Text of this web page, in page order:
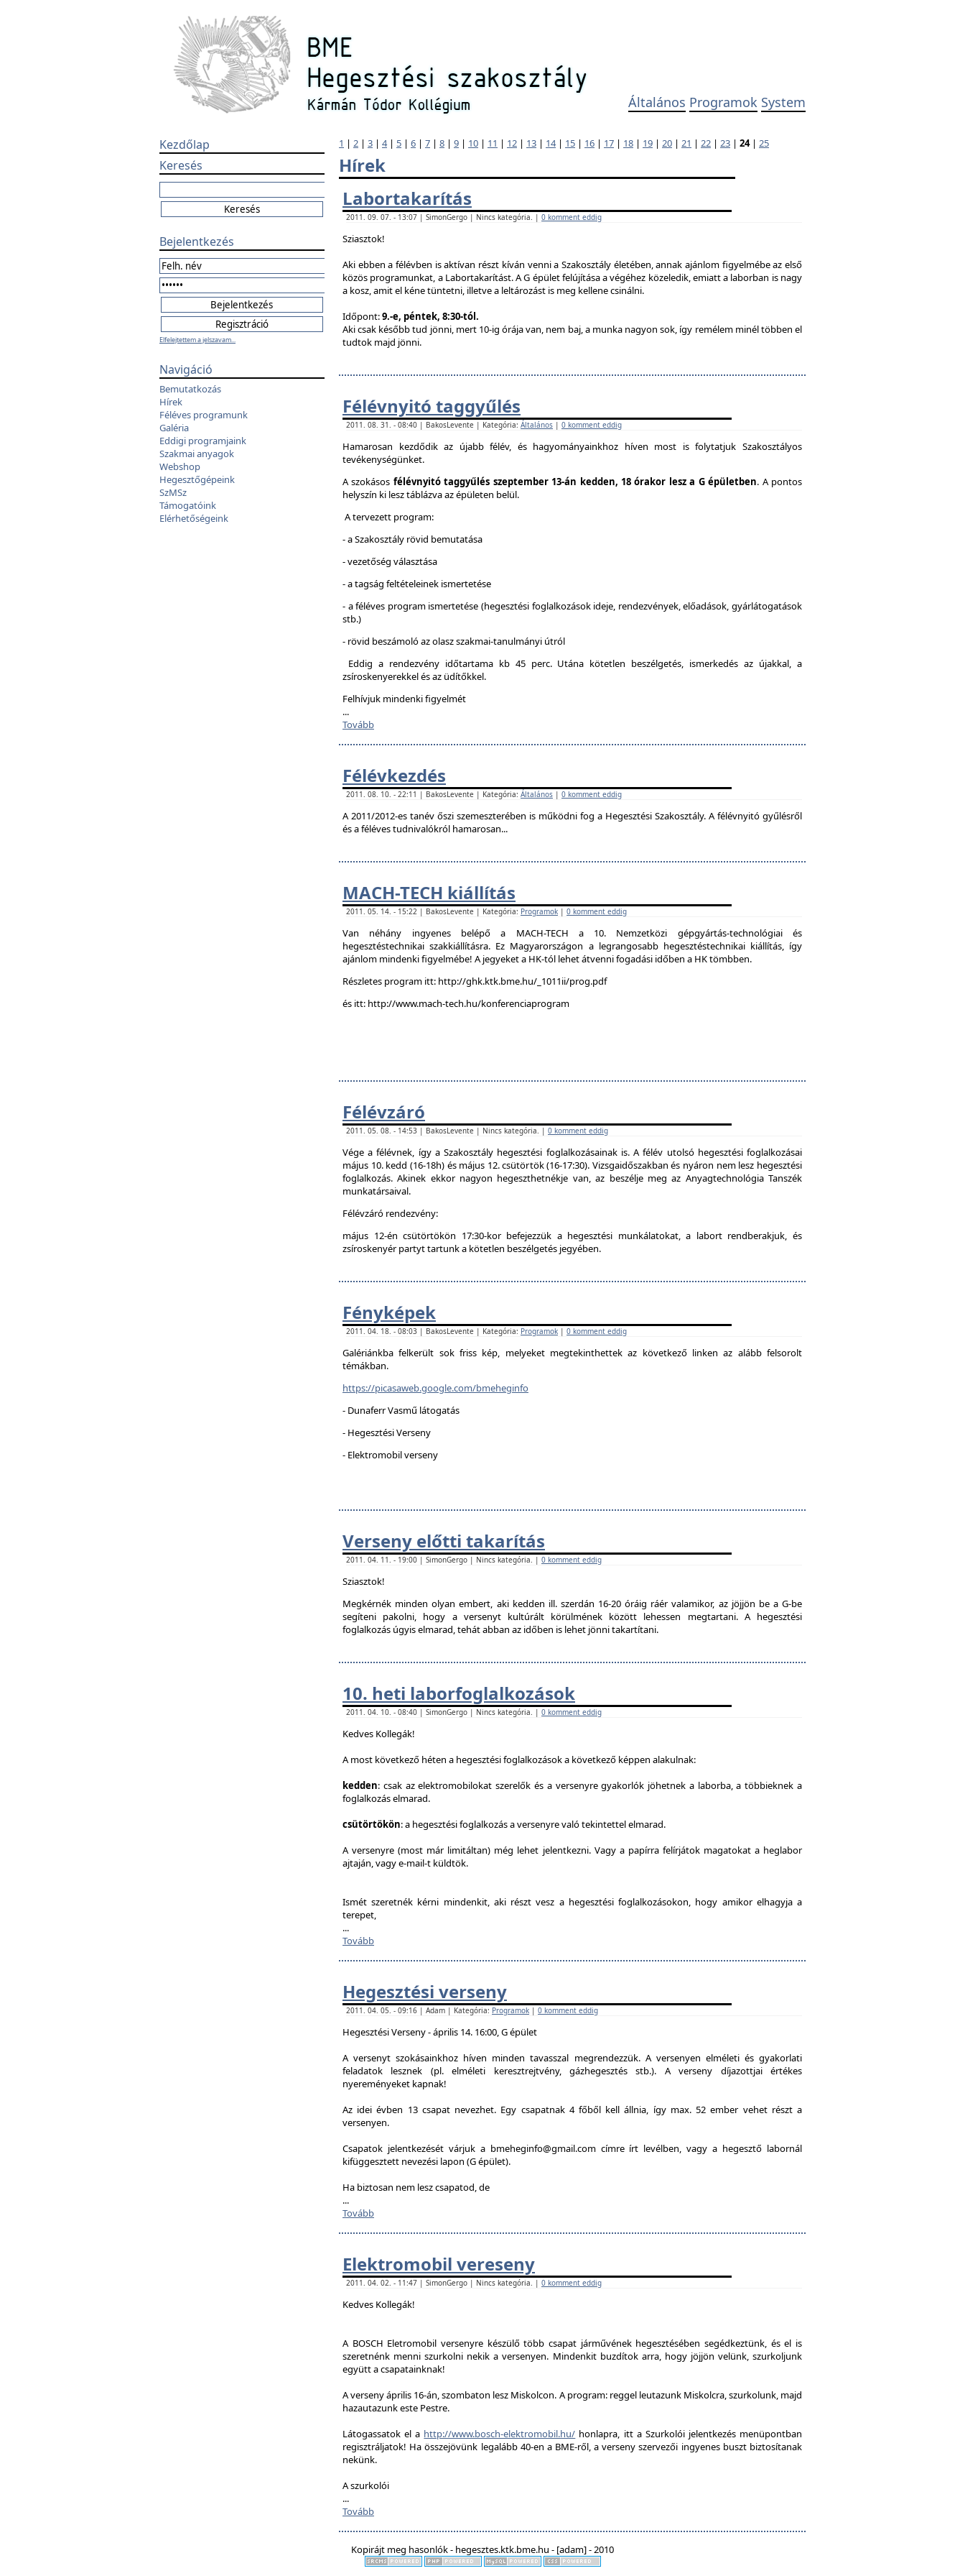
Általános Programok System
Kezdőlap
Keresés
Bejelentkezés
Elfelejtettem a jelszavam...
Navigáció
Bemutatkozás
Hírek
Féléves programunk
Galéria
Eddigi programjaink
Szakmai anyagok
Webshop
Hegesztőgépeink
SzMSz
Támogatóink
Elérhetőségeink
1 | 2 | 3 | 4| 5 | 6 | 7 | 8 | 9 | 10 | 11 | 12 | 13 | 14| 15 | 16 | 17 | 18 | 19 | 20 | 21 | 22 | 23 | 24| 25
Hírek
Labortakarítás
2011. 09. 07. - 13:07 | SimonGergo | Nincs kategória. | 0 komment eddig
Sziasztok!
Aki ebben a félévben is aktívan részt kíván venni a Szakosztály életében, annak ajánlom figyelmébe az első
közös programunkat, a Labortakarítást. A G épület felújítása a végéhez közeledik, emiatt a laborban is nagy
a kosz, amit el kéne tüntetni, illetve a leltározást is meg kellene csinálni.
Időpont:9.-e, péntek, 8:30-tól.
Aki csak később tud jönni, mert 10-ig órája van, nem baj, a munka nagyon sok, így remélem minél többen el
tudtok majd jönni.
Félévnyitó taggyűlés
2011. 08. 31. - 08:40 | BakosLevente | Kategória: Általános | 0 komment eddig
Hamarosan kezdődik az újabb félév, és hagyományainkhoz híven most is folytatjuk Szakosztályos
tevékenységünket.
A szokásos félévnyitó taggyűlés szeptember 13-án kedden, 18 órakor lesz a G épületben. A pontos
helyszín ki lesz táblázva az épületen belül.
A tervezett program:
- a Szakosztály rövid bemutatása
- vezetőség választása
- a tagság feltételeinek ismertetése
- a féléves program ismertetése (hegesztési foglalkozások ideje, rendezvények, előadások, gyárlátogatások
stb.)
- rövid beszámoló az olasz szakmai-tanulmányi útról
Eddig a rendezvény időtartama kb 45 perc. Utána kötetlen beszélgetés, ismerkedés az újakkal, a
zsíroskenyerekkel és az üdítőkkel.
Felhívjuk mindenki figyelmét
...
Tovább
Félévkezdés
2011. 08. 10. - 22:11 | BakosLevente | Kategória: Általános | 0 komment eddig
A 2011/2012-es tanév őszi szemeszterében is működni fog a Hegesztési Szakosztály. A félévnyitó gyűlésről
és a féléves tudnivalókról hamarosan...
MACH-TECH kiállítás
2011. 05. 14. - 15:22 | BakosLevente | Kategória: Programok | 0 komment eddig
Van néhány ingyenes belépő a MACH-TECH a 10. Nemzetközi gépgyártás-technológiai és
hegesztéstechnikai szakkiállításra. Ez Magyarországon a legrangosabb hegesztéstechnikai kiállítás, így
ajánlom mindenki figyelmébe! A jegyeket a HK-tól lehet átvenni fogadási időben a HK tömbben.
Részletes program itt: http://ghk.ktk.bme.hu/_1011ii/prog.pdf
és itt: http://www.mach-tech.hu/konferenciaprogram
Félévzáró
2011. 05. 08. - 14:53 | BakosLevente | Nincs kategória. | 0 komment eddig
Vége a félévnek, így a Szakosztály hegesztési foglalkozásainak is. A félév utolsó hegesztési foglalkozásai
május 10. kedd (16-18h) és május 12. csütörtök (16-17:30). Vizsgaidőszakban és nyáron nem lesz hegesztési
foglalkozás. Akinek ekkor nagyon hegeszthetnékje van, az beszélje meg az Anyagtechnológia Tanszék
munkatársaival.
Félévzáró rendezvény:
május 12-én csütörtökön 17:30-kor befejezzük a hegesztési munkálatokat, a labort rendberakjuk, és
zsíroskenyér partyt tartunk a kötetlen beszélgetés jegyében.
Fényképek
2011. 04. 18. - 08:03 | BakosLevente | Kategória: Programok | 0 komment eddig
Galériánkba felkerült sok friss kép, melyeket megtekinthettek az következő linken az alább felsorolt
témákban.
https://picasaweb.google.com/bmeheginfo
- Dunaferr Vasmű látogatás
- Hegesztési Verseny
- Elektromobil verseny
Verseny előtti takarítás
2011. 04. 11. - 19:00 | SimonGergo | Nincs kategória. | 0 komment eddig
Sziasztok!
Megkérnék minden olyan embert, aki kedden ill. szerdán 16-20 óráig ráér valamikor, az jöjjön be a G-be
segíteni pakolni, hogy a versenyt kultúrált körülmének között lehessen megtartani. A hegesztési
foglalkozás úgyis elmarad, tehát abban az időben is lehet jönni takartítani.
10. heti laborfoglalkozások
2011. 04. 10. - 08:40 | SimonGergo | Nincs kategória. | 0 komment eddig
Kedves Kollegák!
A most következő héten a hegesztési foglalkozások a következő képpen alakulnak:
kedden: csak az elektromobilokat szerelők és a versenyre gyakorlók jöhetnek a laborba, a többieknek a
foglalkozás elmarad.
csütörtökön: a hegesztési foglalkozás a versenyre való tekintettel elmarad.
A versenyre (most már limitáltan) még lehet jelentkezni. Vagy a papírra felírjátok magatokat a heglabor
ajtaján, vagy e-mail-t küldtök.
Ismét szeretnék kérni mindenkit, aki részt vesz a hegesztési foglalkozásokon, hogy amikor elhagyja a
terepet,
...
Tovább
Hegesztési verseny
2011. 04. 05. - 09:16 | Adam | Kategória: Programok | 0 komment eddig
Hegesztési Verseny - április 14. 16:00, G épület
A versenyt szokásainkhoz híven minden tavasszal megrendezzük. A versenyen elméleti és gyakorlati
feladatok lesznek (pl. elméleti keresztrejtvény, gázhegesztés stb.). A verseny díjazottjai értékes
nyereményeket kapnak!
Az idei évben 13 csapat nevezhet. Egy csapatnak 4 főből kell állnia, így max. 52 ember vehet részt a
versenyen.
Csapatok jelentkezését várjuk a bmeheginfo@gmail.com címre írt levélben, vagy a hegesztő labornál
kifüggesztett nevezési lapon (G épület).
Ha biztosan nem lesz csapatod, de
...
Tovább
Elektromobil vereseny
2011. 04. 02. - 11:47 | SimonGergo | Nincs kategória. | 0 komment eddig
Kedves Kollegák!
A BOSCH Eletromobil versenyre készülő több csapat járművének hegesztésében segédkeztünk, és el is
szeretnénk menni szurkolni nekik a versenyen. Mindenkit buzdítok arra, hogy jöjjön velünk, szurkoljunk
együtt a csapatainknak!
A verseny április 16-án, szombaton lesz Miskolcon. A program: reggel leutazunk Miskolcra, szurkolunk, majd
hazautazunk este Pestre.
Látogassatok el a http://www.bosch-elektromobil.hu/ honlapra, itt a Szurkolói jelentkezés menüpontban
regisztráljatok! Ha összejövünk legalább 40-en a BME-ről, a verseny szervezői ingyenes buszt biztosítanak
nekünk.
A szurkolói
...
Tovább
Kopirájt meg hasonlók - hegesztes.ktk.bme.hu - [adam] - 2010